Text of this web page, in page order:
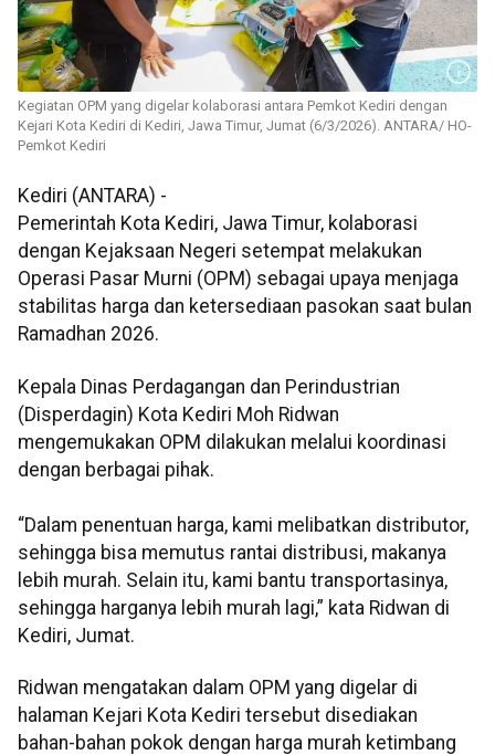
Kegiatan OPM yang digelar kolaborasi antara Pemkot Kediri dengan
Kejari Kota Kediri di Kediri, Jawa Timur, Jumat (6/3/2026). ANTARA/ HO-
Pemkot Kediri
Kediri (ANTARA) -
Pemerintah Kota Kediri, Jawa Timur, kolaborasi
dengan Kejaksaan Negeri setempat melakukan
Operasi Pasar Murni (OPM) sebagai upaya menjaga
stabilitas harga dan ketersediaan pasokan saat bulan
Ramadhan 2026.
Kepala Dinas Perdagangan dan Perindustrian
(Disperdagin) Kota Kediri Moh Ridwan
mengemukakan OPM dilakukan melalui koordinasi
dengan berbagai pihak.
“Dalam penentuan harga, kami melibatkan distributor,
sehingga bisa memutus rantai distribusi, makanya
lebih murah. Selain itu, kami bantu transportasinya,
sehingga harganya lebih murah lagi,” kata Ridwan di
Kediri, Jumat.
Ridwan mengatakan dalam OPM yang digelar di
halaman Kejari Kota Kediri tersebut disediakan
bahan-bahan pokok dengan harga murah ketimbang